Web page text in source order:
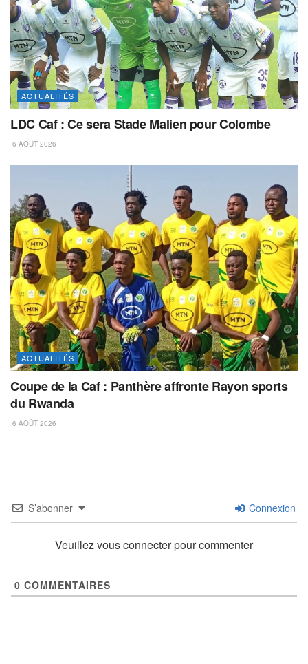
ACTUALITÉS
LDC Caf : Ce sera Stade Malien pour Colombe
6 AOÛT 2026
ACTUALITÉS
Coupe de la Caf : Panthère affronte Rayon sports
du Rwanda
6 AOÛT 2026
S’abonner Connexion
Veuillez vous connecter pour commenter
0 COMMENTAIRES